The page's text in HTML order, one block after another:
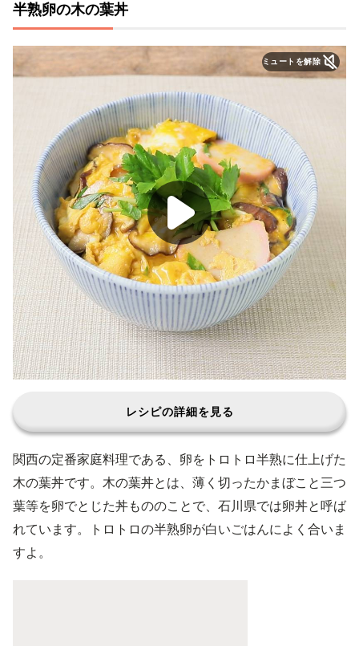
半熟卵の木の葉丼
ミュートを解除
レシピの詳細を見る
関西の定番家庭料理である、卵をトロトロ半熟に仕上げた
木の葉丼です。木の葉丼とは、薄く切ったかまぼこと三つ
葉等を卵でとじた丼もののことで、石川県では卵丼と呼ば
れています。トロトロの半熟卵が白いごはんによく合いま
すよ。